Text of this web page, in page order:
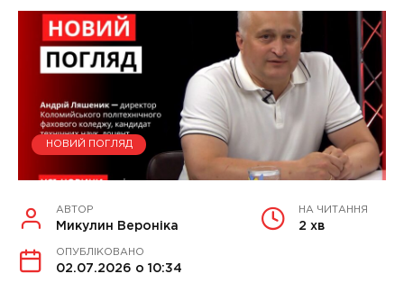
НОВИЙ ПОГЛЯД
АВТОР
Микулин Вероніка
НА ЧИТАННЯ
2 хв
ОПУБЛІКОВАНО
02.07.2026 о 10:34